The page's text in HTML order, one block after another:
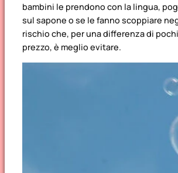
bambini le prendono con la lingua,
sul sapone o se le fanno scoppiare
rischio che, per una differenza di
prezzo, è meglio evitare.